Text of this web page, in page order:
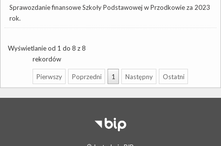
Sprawozdanie finansowe Szkoły Podstawowej w Przodkowie za 2023
rok.
Wyświetlanie od 1 do 8 z 8
rekordów
Pierwszy Poprzedni 1 Następny Ostatni